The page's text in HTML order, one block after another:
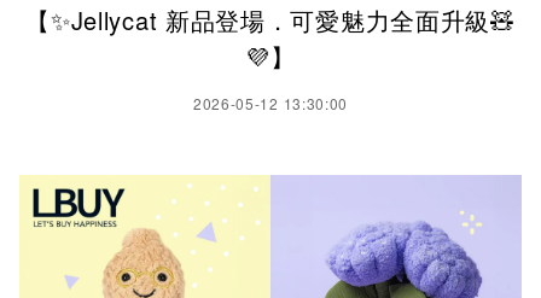
LBuy MEGA SALE 精選名牌手袋及小皮具低至6折
【✨Jellycat 新品登場．可愛魅力全面升級🧸
💜】
2026-05-12 13:30:00